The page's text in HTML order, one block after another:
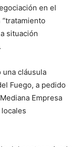
en el
situación
una cláusula
Fuego, a pedido
Empresa